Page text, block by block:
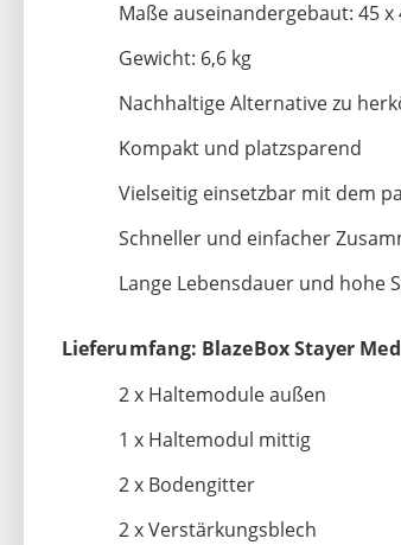
Maße auseinandergebaut: 45 x
Gewicht: 6,6 kg
Nachhaltige Alternative zu
Kompakt und platzsparend
Vielseitig einsetzbar mit dem
Schneller und einfacher
Lange Lebensdauer und hohe
Lieferumfang: BlazeBox Stayer
2 x Haltemodule außen
1 x Haltemodul mittig
2 x Bodengitter
2 x Verstärkungsblech